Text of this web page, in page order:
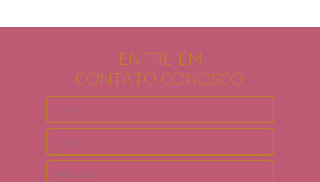
ENTRE EM
CONTATO CONOSCO